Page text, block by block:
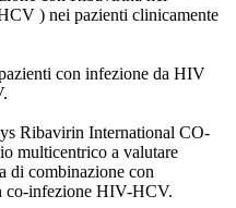
) nei pazienti clinicamente
con infezione da HIV
Ribavirin International CO-
multicentrico a valutare
di combinazione con
co-infezione HIV-HCV.